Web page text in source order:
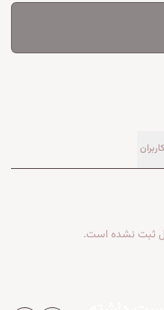
ثبت نشده است.